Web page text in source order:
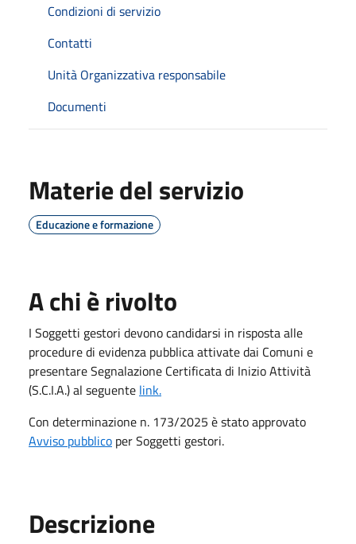
Condizioni di servizio
Contatti
Unità Organizzativa responsabile
Documenti
Materie del servizio
Educazione e formazione
A chi è rivolto
I Soggetti gestori devono candidarsi in risposta alle
procedure di evidenza pubblica attivate dai Comuni e
presentare Segnalazione Certificata di Inizio Attività
(S.C.I.A.) al seguente link.
Con determinazione n. 173/2025 è stato approvato
Avviso pubblico per Soggetti gestori.
Descrizione